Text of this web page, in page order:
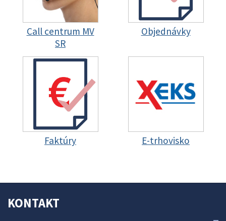
Call centrum MV
SR
Objednávky
Faktúry E-trhovisko
KONTAKT